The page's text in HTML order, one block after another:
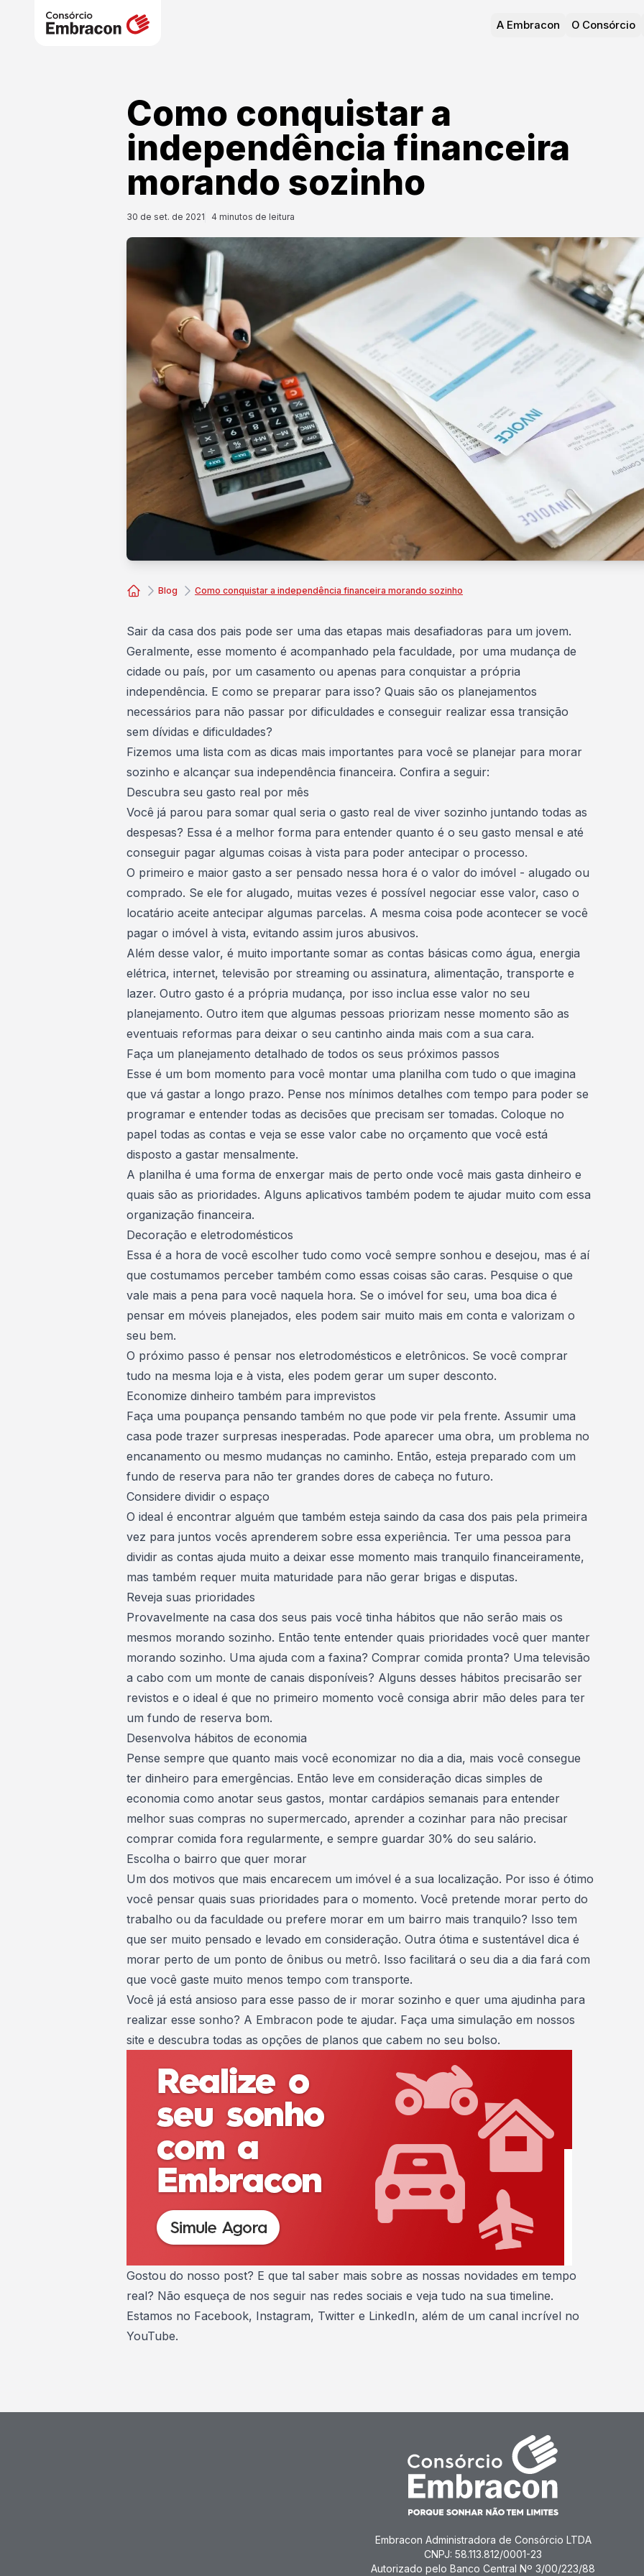
A Embracon O Consórcio
Como conquistar a
independência financeira
morando sozinho
30 de set. de 2021 4 minutos de leitura
Blog Como conquistar a independência financeira morando sozinho
Sair da casa dos pais pode ser uma das etapas mais desafiadoras para um jovem.
Geralmente, esse momento é acompanhado pela faculdade, por uma mudança de
cidade ou país, por um casamento ou apenas para conquistar a própria
independência. E como se preparar para isso? Quais são os planejamentos
necessários para não passar por dificuldades e conseguir realizar essa transição
sem dívidas e dificuldades?
Fizemos uma lista com as dicas mais importantes para você se planejar para morar
sozinho e alcançar sua independência financeira. Confira a seguir:
Descubra seu gasto real por mês
Você já parou para somar qual seria o gasto real de viver sozinho juntando todas as
despesas? Essa é a melhor forma para entender quanto é o seu gasto mensal e até
conseguir pagar algumas coisas à vista para poder antecipar o processo.
O primeiro e maior gasto a ser pensado nessa hora é o valor do imóvel - alugado ou
comprado. Se ele for alugado, muitas vezes é possível negociar esse valor, caso o
locatário aceite antecipar algumas parcelas. A mesma coisa pode acontecer se você
pagar o imóvel à vista, evitando assim juros abusivos.
Além desse valor, é muito importante somar as contas básicas como água, energia
elétrica, internet, televisão por streaming ou assinatura, alimentação, transporte e
lazer. Outro gasto é a própria mudança, por isso inclua esse valor no seu
planejamento. Outro item que algumas pessoas priorizam nesse momento são as
eventuais reformas para deixar o seu cantinho ainda mais com a sua cara.
Faça um planejamento detalhado de todos os seus próximos passos
Esse é um bom momento para você montar uma planilha com tudo o que imagina
que vá gastar a longo prazo. Pense nos mínimos detalhes com tempo para poder se
programar e entender todas as decisões que precisam ser tomadas. Coloque no
papel todas as contas e veja se esse valor cabe no orçamento que você está
disposto a gastar mensalmente.
A planilha é uma forma de enxergar mais de perto onde você mais gasta dinheiro e
quais são as prioridades. Alguns aplicativos também podem te ajudar muito com essa
organização financeira.
Decoração e eletrodomésticos
Essa é a hora de você escolher tudo como você sempre sonhou e desejou, mas é aí
que costumamos perceber também como essas coisas são caras. Pesquise o que
vale mais a pena para você naquela hora. Se o imóvel for seu, uma boa dica é
pensar em móveis planejados, eles podem sair muito mais em conta e valorizam o
seu bem.
O próximo passo é pensar nos eletrodomésticos e eletrônicos. Se você comprar
tudo na mesma loja e à vista, eles podem gerar um super desconto.
Economize dinheiro também para imprevistos
Faça uma poupança pensando também no que pode vir pela frente. Assumir uma
casa pode trazer surpresas inesperadas. Pode aparecer uma obra, um problema no
encanamento ou mesmo mudanças no caminho. Então, esteja preparado com um
fundo de reserva para não ter grandes dores de cabeça no futuro.
Considere dividir o espaço
O ideal é encontrar alguém que também esteja saindo da casa dos pais pela primeira
vez para juntos vocês aprenderem sobre essa experiência. Ter uma pessoa para
dividir as contas ajuda muito a deixar esse momento mais tranquilo financeiramente,
mas também requer muita maturidade para não gerar brigas e disputas.
Reveja suas prioridades
Provavelmente na casa dos seus pais você tinha hábitos que não serão mais os
mesmos morando sozinho. Então tente entender quais prioridades você quer manter
morando sozinho. Uma ajuda com a faxina? Comprar comida pronta? Uma televisão
a cabo com um monte de canais disponíveis? Alguns desses hábitos precisarão ser
revistos e o ideal é que no primeiro momento você consiga abrir mão deles para ter
um fundo de reserva bom.
Desenvolva hábitos de economia
Pense sempre que quanto mais você economizar no dia a dia, mais você consegue
ter dinheiro para emergências. Então leve em consideração dicas simples de
economia como anotar seus gastos, montar cardápios semanais para entender
melhor suas compras no supermercado, aprender a cozinhar para não precisar
comprar comida fora regularmente, e sempre guardar 30% do seu salário.
Escolha o bairro que quer morar
Um dos motivos que mais encarecem um imóvel é a sua localização. Por isso é ótimo
você pensar quais suas prioridades para o momento. Você pretende morar perto do
trabalho ou da faculdade ou prefere morar em um bairro mais tranquilo? Isso tem
que ser muito pensado e levado em consideração. Outra ótima e sustentável dica é
morar perto de um ponto de ônibus ou metrô. Isso facilitará o seu dia a dia fará com
que você gaste muito menos tempo com transporte.
Você já está ansioso para esse passo de ir morar sozinho e quer uma ajudinha para
realizar esse sonho? A Embracon pode te ajudar. Faça uma simulação em nossos
site e descubra todas as opções de planos que cabem no seu bolso.
Gostou do nosso post? E que tal saber mais sobre as nossas novidades em tempo
real? Não esqueça de nos seguir nas redes sociais e veja tudo na sua timeline.
Estamos no Facebook, Instagram, Twitter e LinkedIn, além de um canal incrível no
YouTube.
Embracon Administradora de Consórcio LTDA
CNPJ: 58.113.812/0001-23
Autorizado pelo Banco Central Nº 3/00/223/88